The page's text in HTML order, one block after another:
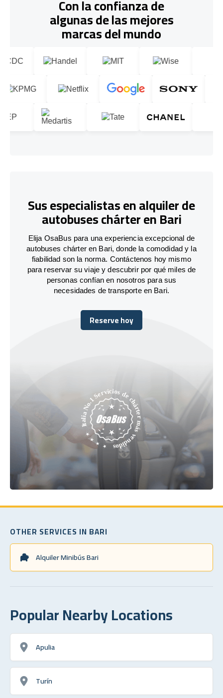
Con la confianza de
algunas de las mejores
marcas del mundo
Sus especialistas en alquiler de
autobuses chárter en Bari
Elija OsaBus para una experiencia excepcional de
autobuses chárter en Bari, donde la comodidad y la
fiabilidad son la norma. Contáctenos hoy mismo
para reservar su viaje y descubrir por qué miles de
personas confían en nosotros para sus
necesidades de transporte en Bari.
Reserve hoy
Reserve hoy
OTHER SERVICES IN BARI
Alquiler Minibús Bari
Popular Nearby Locations
Apulia
Turín